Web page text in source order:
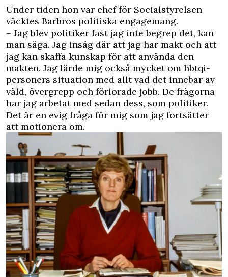
Under tiden hon var chef för Socialstyrelsen
väcktes Barbros politiska engagemang.
– Jag blev politiker fast jag inte begrep det, kan
man säga. Jag insåg där att jag har makt och att
jag kan skaffa kunskap för att använda den
makten. Jag lärde mig också mycket om hbtqi-
personers situation med allt vad det innebar av
våld, övergrepp och förlorade jobb. De frågorna
har jag arbetat med sedan dess, som politiker.
Det är en evig fråga för mig som jag fortsätter
att motionera om.